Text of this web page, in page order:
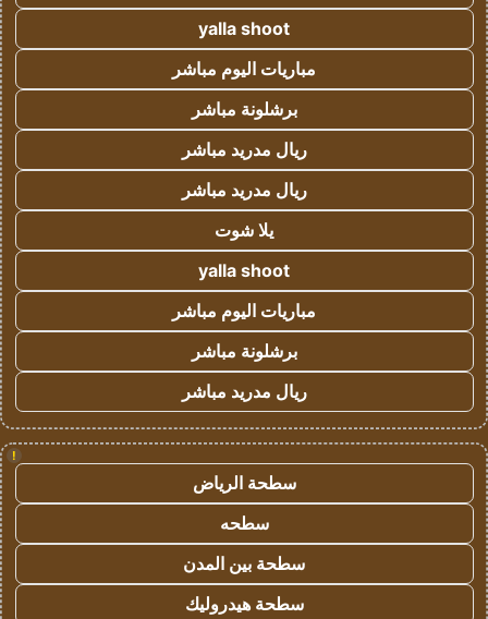
yalla shoot
مباريات اليوم مباشر
برشلونة مباشر
ريال مدريد مباشر
ريال مدريد مباشر
يلا شوت
yalla shoot
مباريات اليوم مباشر
برشلونة مباشر
ريال مدريد مباشر
!
سطحة الرياض
سطحه
سطحة بين المدن
سطحة هيدروليك